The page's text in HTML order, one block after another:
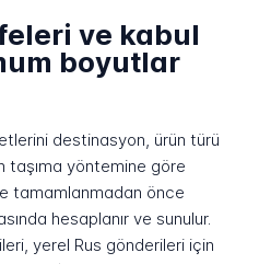
ve kabul
boyutlar
destinasyon, ürün türü
taşıma yöntemine göre
tamamlanmadan önce
hesaplanır ve sunulur.
yerel Rus gönderileri için